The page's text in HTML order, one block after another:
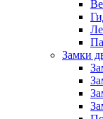
Замки